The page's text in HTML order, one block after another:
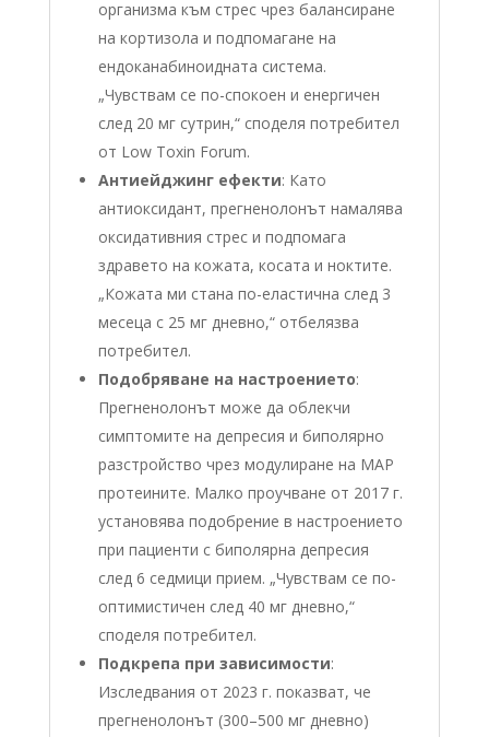
организма към стрес чрез балансиране
на кортизола и подпомагане на
ендоканабиноидната система.
„Чувствам се по-спокоен и енергичен
след 20 мг сутрин,“ споделя потребител
от Low Toxin Forum.
Антиейджинг ефекти: Като
антиоксидант, прегненолонът намалява
оксидативния стрес и подпомага
здравето на кожата, косата и ноктите.
„Кожата ми стана по-еластична след 3
месеца с 25 мг дневно,“ отбелязва
потребител.
Подобряване на настроението:
Прегненолонът може да облекчи
симптомите на депресия и биполярно
разстройство чрез модулиране на MAP
протеините. Малко проучване от 2017 г.
установява подобрение в настроението
при пациенти с биполярна депресия
след 6 седмици прием. „Чувствам се по-
оптимистичен след 40 мг дневно,“
споделя потребител.
Подкрепа при зависимости:
Изследвания от 2023 г. показват, че
прегненолонът (300–500 мг дневно)